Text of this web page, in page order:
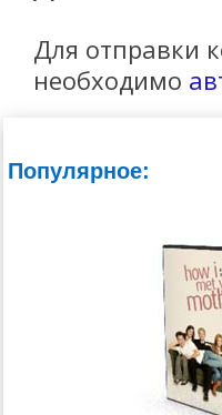
Для отправки
необходимо
Популярное: